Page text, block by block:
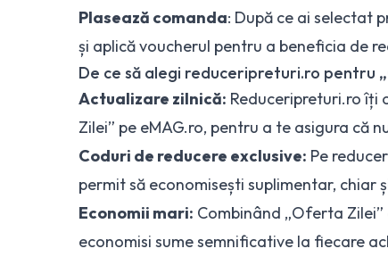
Plasează comanda: După ce ai selectat
și aplică voucherul pentru a beneficia de
De ce să alegi reduceripreturi.ro pentru
Actualizare zilnică: Reduceripreturi.ro îți
Zilei” pe eMAG.ro, pentru a te asigura că
Coduri de reducere exclusive: Pe
permit să economisești suplimentar, chiar
Economii mari: Combinând „Oferta Zilei”
economisi sume semnificative la fiecare